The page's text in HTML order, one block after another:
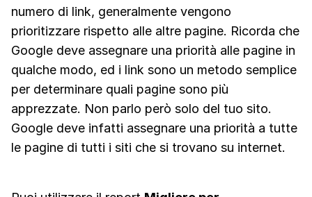
numero di link, generalmente vengono
prioritizzare rispetto alle altre pagine. Ricorda che
Google deve assegnare una priorità alle pagine in
qualche modo, ed i link sono un metodo semplice
per determinare quali pagine sono più
apprezzate. Non parlo però solo del tuo sito.
Google deve infatti assegnare una priorità a tutte
le pagine di tutti i siti che si trovano su internet.